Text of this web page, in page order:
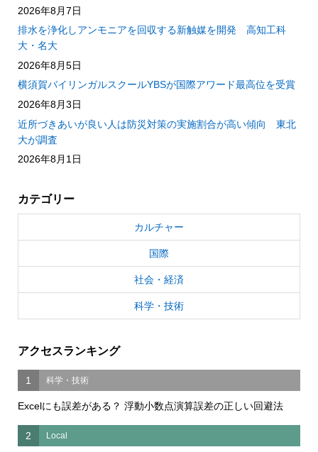
2026年8月7日
排水を浄化しアンモニアを回収する新触媒を開発 高知工科
大・名大
2026年8月5日
横須賀バイリンガルスクールYBSが国際アワード最高位を受賞
2026年8月3日
近所づきあいが良い人は防災対策の実施割合が高い傾向 東北
大が調査
2026年8月1日
カテゴリー
カルチャー
国際
社会・経済
科学・技術
アクセスランキング
1 科学・技術
Excelにも誤差がある？ 浮動小数点演算誤差の正しい回避法
2 Local